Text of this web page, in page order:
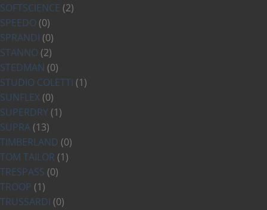
SOFTSCIENCE (2)
SPEEDO (0)
SPRANDI (0)
STANNO (2)
STEDMAN (0)
STUDIO COLETTI (1)
SUNFLEX (0)
SUPERDRY (1)
SUPRA (13)
TIMBERLAND (0)
TOM TAILOR (1)
TRESPASS (0)
TROOP (1)
TRUSSARDI (0)